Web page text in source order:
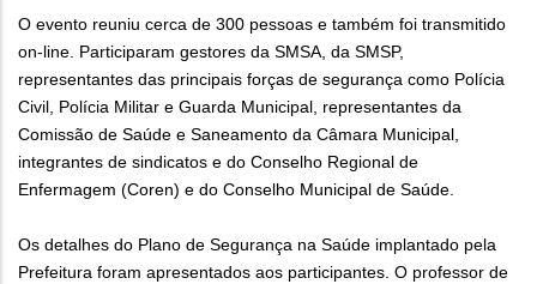
O evento reuniu cerca de 300 pessoas e também foi transmitido
on-line. Participaram gestores da SMSA, da SMSP,
representantes das principais forças de segurança como Polícia
Civil, Polícia Militar e Guarda Municipal, representantes da
Comissão de Saúde e Saneamento da Câmara Municipal,
integrantes de sindicatos e do Conselho Regional de
Enfermagem (Coren) e do Conselho Municipal de Saúde.
Os detalhes do Plano de Segurança na Saúde implantado pela
Prefeitura foram apresentados aos participantes. O professor de